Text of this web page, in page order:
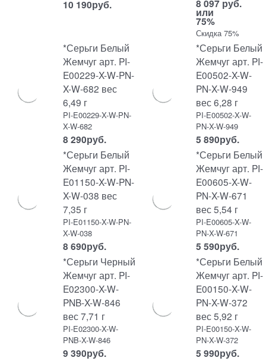
10 190руб. 8 097 руб.
или
75%
Скидка 75%
*Серьги Белый
Жемчуг арт. PI-
E00229-X-W-PN-
X-W-682 вес
6,49 г
PI-E00229-X-W-PN-
X-W-682
8 290руб.
*Серьги Белый
Жемчуг арт. PI-
E00502-X-W-
PN-X-W-949
вес 6,28 г
PI-E00502-X-W-
PN-X-W-949
5 890руб.
*Серьги Белый
Жемчуг арт. PI-
E01150-X-W-PN-
X-W-038 вес
7,35 г
PI-E01150-X-W-PN-
X-W-038
8 690руб.
*Серьги Белый
Жемчуг арт. PI-
E00605-X-W-
PN-X-W-671
вес 5,54 г
PI-E00605-X-W-
PN-X-W-671
5 590руб.
*Серьги Черный
Жемчуг арт. PI-
E02300-X-W-
PNB-X-W-846
вес 7,71 г
PI-E02300-X-W-
PNB-X-W-846
9 390руб.
*Серьги Белый
Жемчуг арт. PI-
E00150-X-W-
PN-X-W-372
вес 5,92 г
PI-E00150-X-W-
PN-X-W-372
5 990руб.